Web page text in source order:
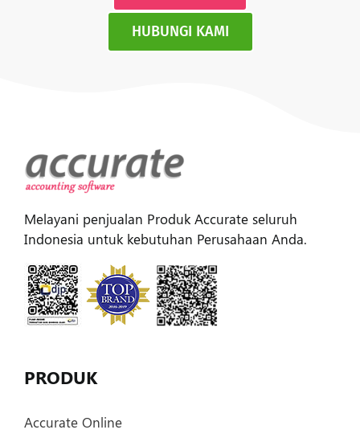
HUBUNGI KAMI
Melayani penjualan Produk Accurate seluruh
Indonesia untuk kebutuhan Perusahaan Anda.
PRODUK
Accurate Online